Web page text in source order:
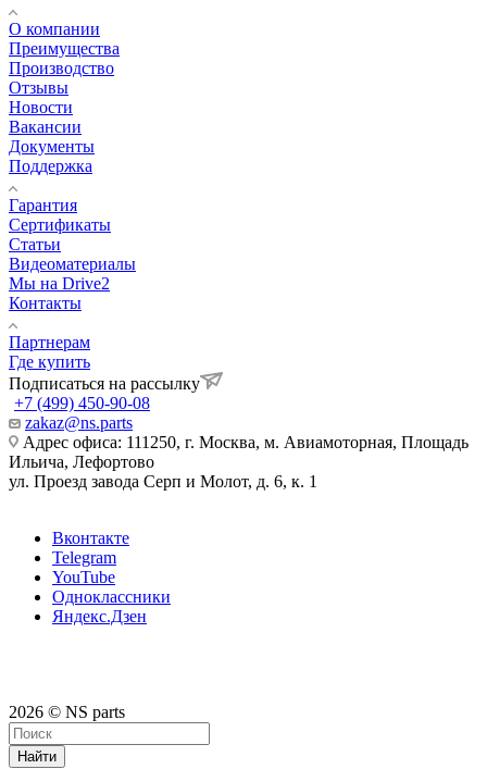
О компании
Преимущества
Производство
Отзывы
Новости
Вакансии
Документы
Поддержка
Гарантия
Сертификаты
Статьи
Видеоматериалы
Мы на Drive2
Контакты
Партнерам
Где купить
Подписаться на рассылку
+7 (499) 450-90-08
zakaz@ns.parts
Адрес офиса: 111250, г. Москва, м. Авиамоторная, Площадь
Ильича, Лефортово
ул. Проезд завода Серп и Молот, д. 6, к. 1
Вконтакте
Telegram
YouTube
Одноклассники
Яндекс.Дзен
2026 © NS parts
Найти